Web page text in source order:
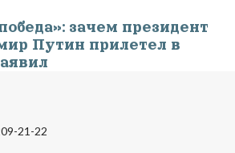
зачем президент
Путин прилетел в
21-22